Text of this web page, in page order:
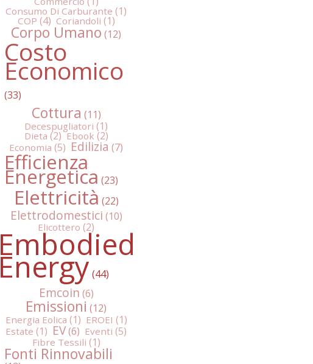
Consumo Di Carburante
COP
Coriandoli
Corpo Umano
Costo
Economico
Cottura
Decespugliatori
Dieta
Ebook
Economia
Edilizia
Efficienza
Energetica
Elettricità
Elettrodomestici
Elicottero
Embodied
Energy
Emcoin
Emissioni
Energia Eolica
EROEI
Estate
EV
Eventi
Fibre Tessili
Fonti Rinnovabili